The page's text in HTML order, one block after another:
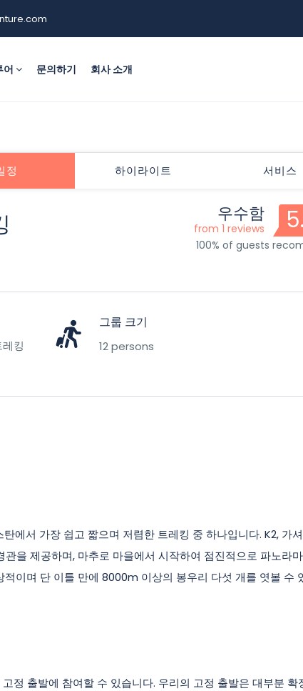
어 문의하기 회사 소개
정 하이라이트 서비스
우수함
from 1 reviews
100% of guests
킹
그룹 크기
12 persons
에서 가장 쉽고 짧으며 저렴한 트레킹 중 하나입니다. K2, 가
을 제공하며, 마추로 마을에서 시작하여 점진적으로 파노라
이며 단 이틀 만에 8000m 이상의 봉우리 다섯 개를 엿볼 수
정 출발에 참여할 수 있습니다. 우리의 고정 출발은 대부분 확